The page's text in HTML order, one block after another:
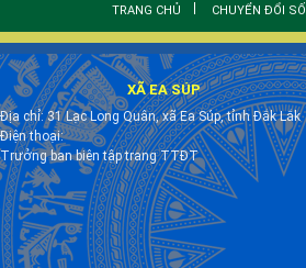
TRANG CHỦ CHUYỂN ĐỔI SỐ
XÃ EA SÚP
Địa chỉ: 31 Lạc Long Quân, xã Ea Súp, tỉnh Đắk Lắk
Điện thoại:
Trưởng ban biên tập trang TTĐT